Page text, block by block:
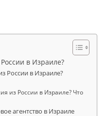
в Израиле?
России в Израиле?
из России в Израиле? Что
агентство в Израиле